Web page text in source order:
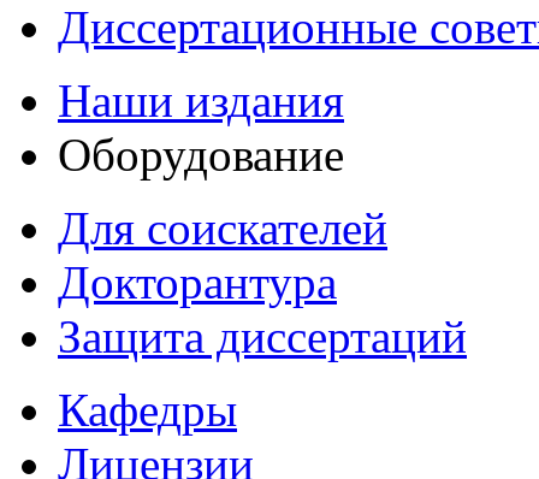
Диссертационные
Наши издания
Оборудование
Для соискателей
Докторантура
Защита диссертаций
Кафедры
Лицензии